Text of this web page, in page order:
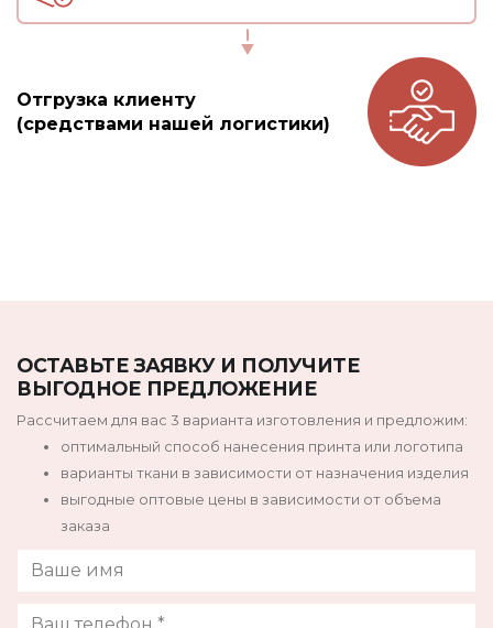
Отгрузка клиенту
(средствами нашей логистики)
ОСТАВЬТЕ ЗАЯВКУ И ПОЛУЧИТЕ
ВЫГОДНОЕ ПРЕДЛОЖЕНИЕ
Рассчитаем для вас 3 варианта изготовления и предложим:
оптимальный способ нанесения принта или логотипа
варианты ткани в зависимости от назначения изделия
выгодные оптовые цены в зависимости от объема
заказа